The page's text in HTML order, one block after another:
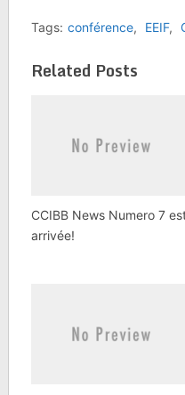
Tags: conférence, EEIF,
Related Posts
CCIBB News Numero 7
arrivée!